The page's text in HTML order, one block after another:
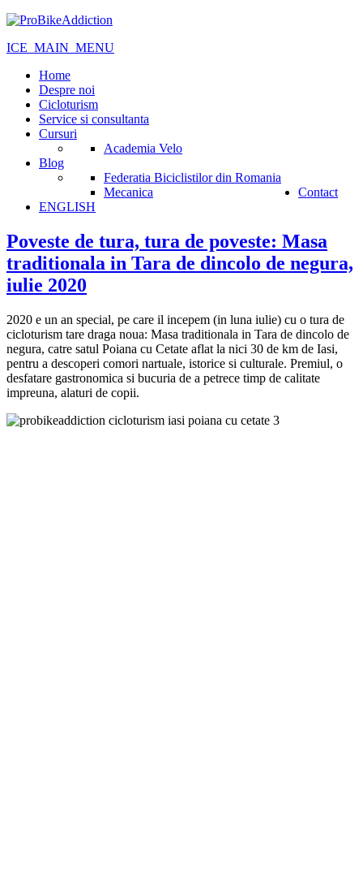
ICE_MAIN_MENU
Home
Despre noi
Cicloturism
Service si consultanta
Cursuri
Academia Velo
Blog
Federatia Biciclistilor din Romania
Mecanica
Contact
ENGLISH
Poveste de tura, tura de poveste: Masa
traditionala in Tara de dincolo de negura,
iulie 2020
2020 e un an special, pe care il incepem (in luna iulie) cu o tura de
cicloturism tare draga noua: Masa traditionala in Tara de dincolo de
negura, catre satul Poiana cu Cetate aflat la nici 30 de km de Iasi,
pentru a descoperi comori nartuale, istorice si culturale. Premiul, o
desfatare gastronomica si bucuria de a petrece timp de calitate
impreuna, alaturi de copii.